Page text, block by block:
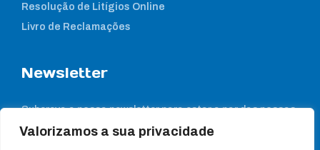
Valorizamos a sua privacidade
Resolução de Litígios Online
Livro de Reclamações
Newsletter
Subcreva a nossa newsletter para estar a par das nossas
notícias